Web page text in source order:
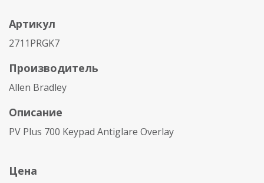
Артикул
2711PRGK7
Производитель
Allen Bradley
Описание
PV Plus 700 Keypad Antiglare Overlay
Цена